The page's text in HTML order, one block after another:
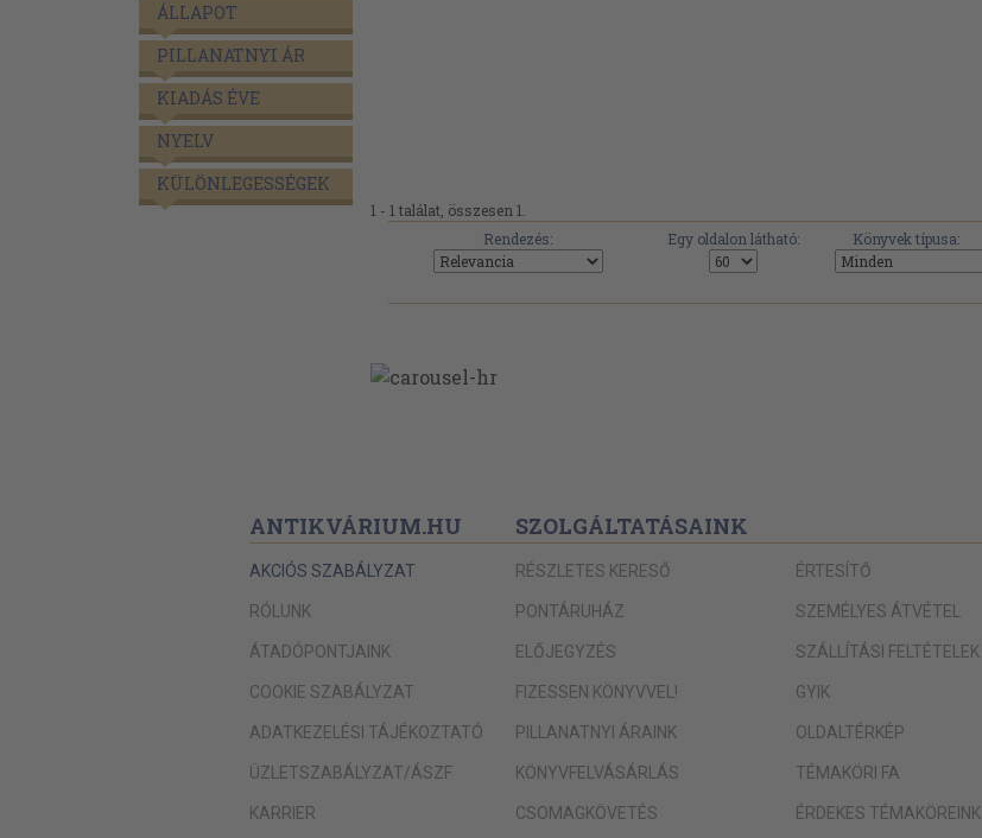
ÁLLAPOT
PILLANATNYI ÁR
KIADÁS ÉVE
NYELV
KÜLÖNLEGESSÉGEK
1 - 1 találat, összesen 1.
Rendezés:
Egy oldalon látható: Könyvek típusa:
ANTIKVÁRIUM.HU
AKCIÓS SZABÁLYZAT
RÓLUNK
ÁTADÓPONTJAINK
COOKIE SZABÁLYZAT
ADATKEZELÉSI TÁJÉKOZTATÓ
ÜZLETSZABÁLYZAT/ÁSZF
KARRIER
SZOLGÁLTATÁSAINK
RÉSZLETES KERESŐ
PONTÁRUHÁZ
ELŐJEGYZÉS
FIZESSEN KÖNYVVEL!
PILLANATNYI ÁRAINK
KÖNYVFELVÁSÁRLÁS
CSOMAGKÖVETÉS
ÉRTESÍTŐ
SZEMÉLYES ÁTVÉTEL
SZÁLLÍTÁSI FELTÉTELEK
GYIK
OLDALTÉRKÉP
TÉMAKÖRI FA
ÉRDEKES TÉMAKÖREINK